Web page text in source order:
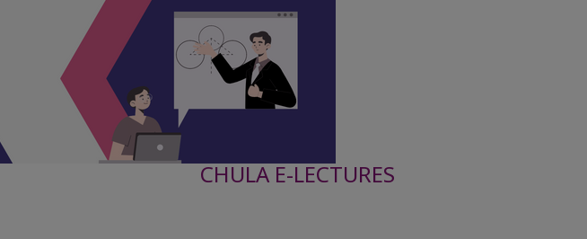
CHULA E-LECTURES